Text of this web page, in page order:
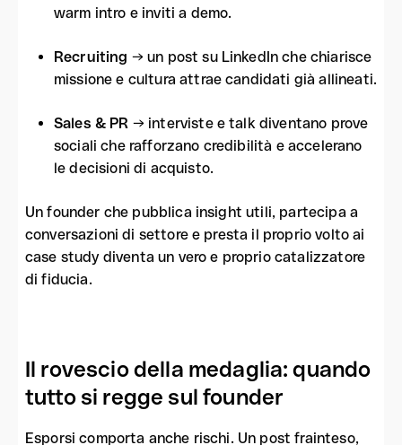
warm intro e inviti a demo.
Recruiting → un post su LinkedIn che chiarisce
missione e cultura attrae candidati già allineati.
Sales & PR → interviste e talk diventano prove
sociali che rafforzano credibilità e accelerano
le decisioni di acquisto.
Un founder che pubblica insight utili, partecipa a
conversazioni di settore e presta il proprio volto ai
case study diventa un vero e proprio catalizzatore
di fiducia.
Il rovescio della medaglia: quando
tutto si regge sul founder
Esporsi comporta anche rischi. Un post frainteso,